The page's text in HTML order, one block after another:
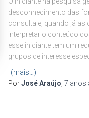
desconhecimento das
consulta e, quando já as
interpretar o conteúdo
esse iniciante tem um
grupos de interesse
(mais…)
PorJosé Araújo 7 anos